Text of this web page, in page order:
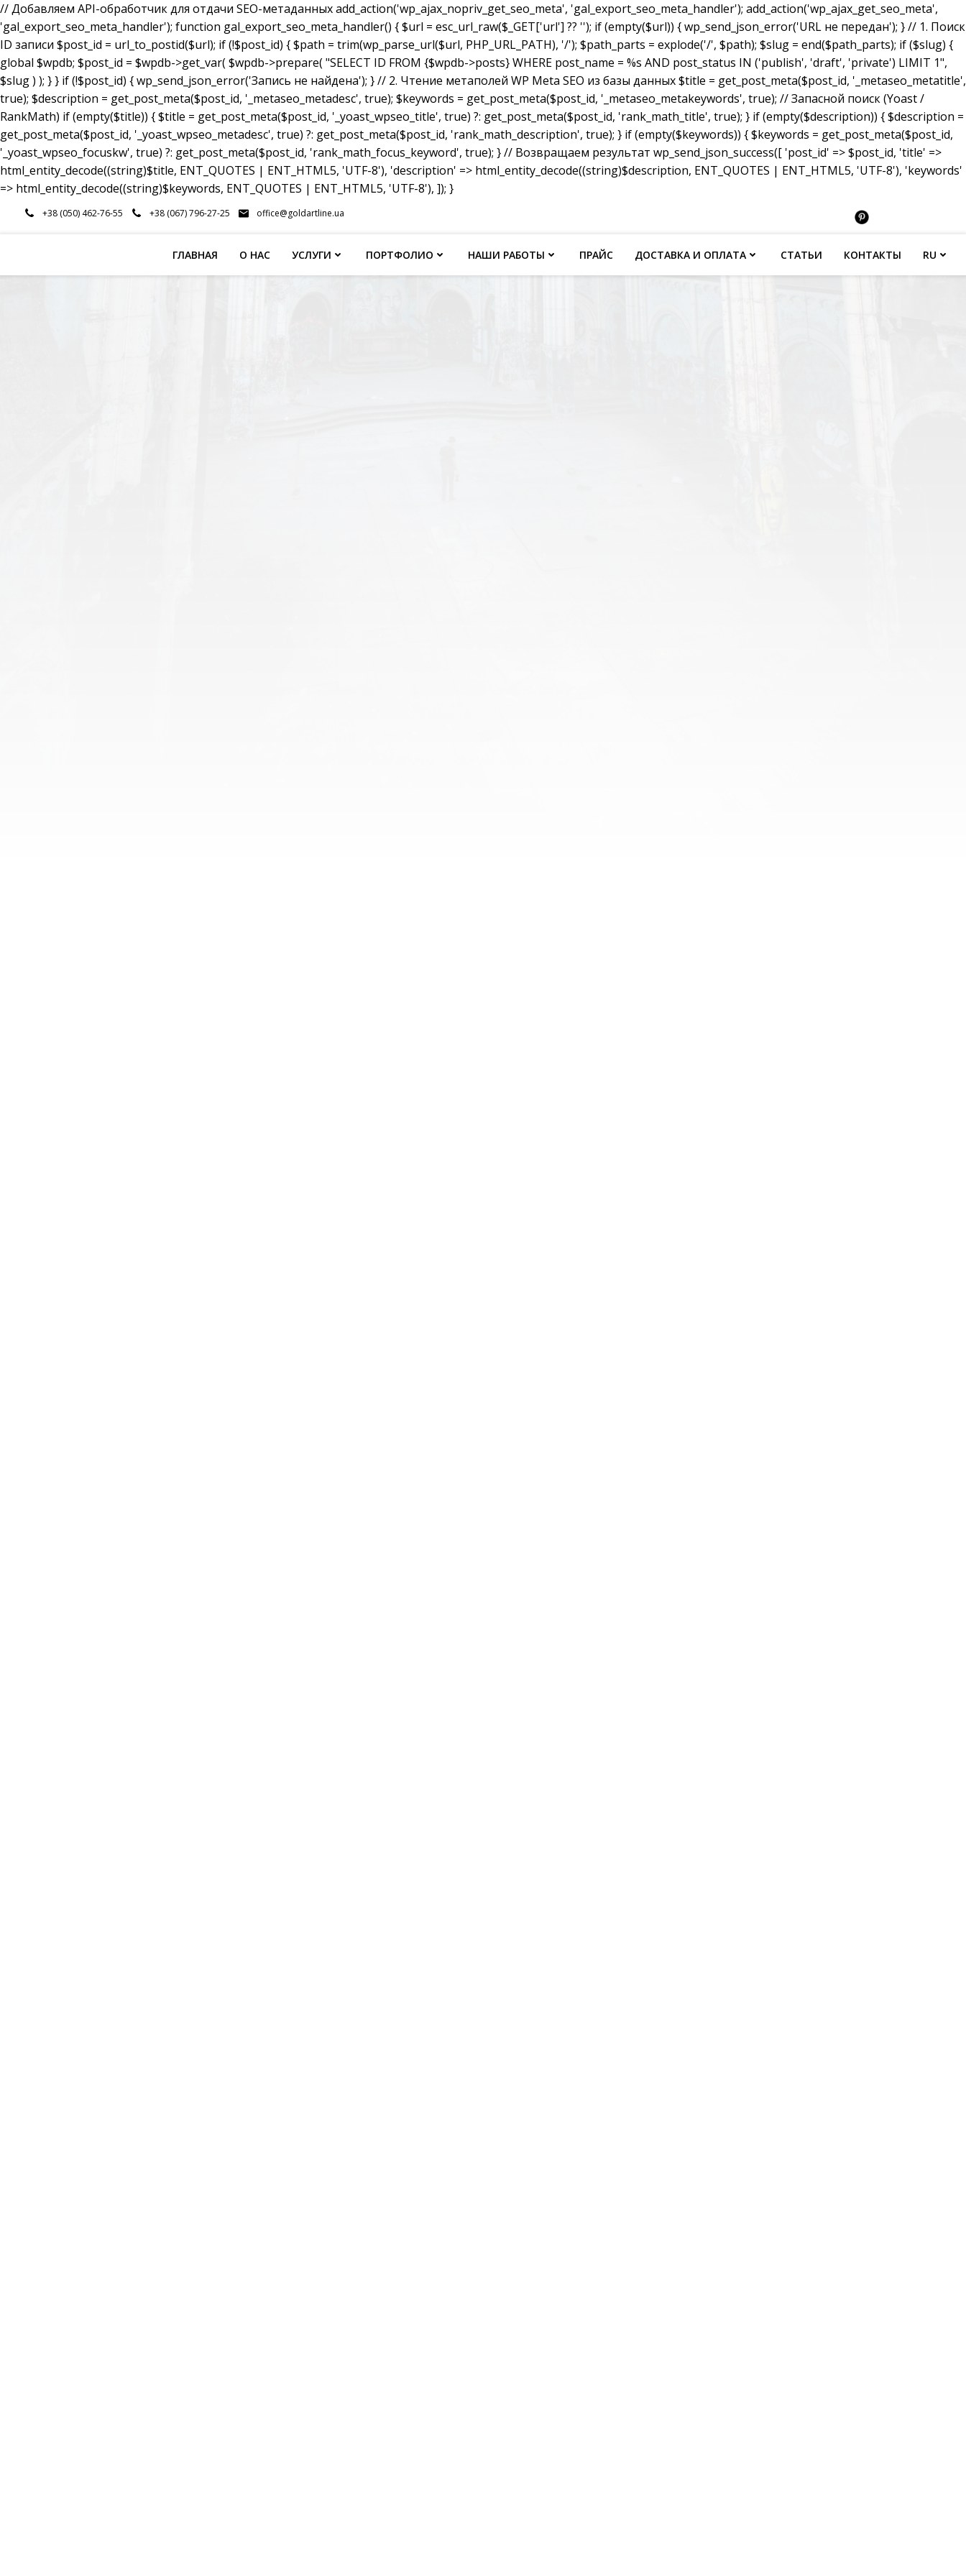
// Добавляем API-обработчик для отдачи SEO-метаданных add_action('wp_ajax_nopriv_get_seo_meta', 'gal_export_seo_meta_handler'); add_action('wp_ajax_get_seo_meta',
'gal_export_seo_meta_handler'); function gal_export_seo_meta_handler() { $url = esc_url_raw($_GET['url'] ?? ''); if (empty($url)) { wp_send_json_error('URL не передан'); } // 1. Поиск
ID записи $post_id = url_to_postid($url); if (!$post_id) { $path = trim(wp_parse_url($url, PHP_URL_PATH), '/'); $path_parts = explode('/', $path); $slug = end($path_parts); if ($slug) {
global $wpdb; $post_id = $wpdb->get_var( $wpdb->prepare( "SELECT ID FROM {$wpdb->posts} WHERE post_name = %s AND post_status IN ('publish', 'draft', 'private') LIMIT 1",
$slug ) ); } } if (!$post_id) { wp_send_json_error('Запись не найдена'); } // 2. Чтение метаполей WP Meta SEO из базы данных $title = get_post_meta($post_id, '_metaseo_metatitle',
true); $description = get_post_meta($post_id, '_metaseo_metadesc', true); $keywords = get_post_meta($post_id, '_metaseo_metakeywords', true); // Запасной поиск (Yoast /
RankMath) if (empty($title)) { $title = get_post_meta($post_id, '_yoast_wpseo_title', true) ?: get_post_meta($post_id, 'rank_math_title', true); } if (empty($description)) { $description =
get_post_meta($post_id, '_yoast_wpseo_metadesc', true) ?: get_post_meta($post_id, 'rank_math_description', true); } if (empty($keywords)) { $keywords = get_post_meta($post_id,
'_yoast_wpseo_focuskw', true) ?: get_post_meta($post_id, 'rank_math_focus_keyword', true); } // Возвращаем результат wp_send_json_success([ 'post_id' => $post_id, 'title' =>
html_entity_decode((string)$title, ENT_QUOTES | ENT_HTML5, 'UTF-8'), 'description' => html_entity_decode((string)$description, ENT_QUOTES | ENT_HTML5, 'UTF-8'), 'keywords'
=> html_entity_decode((string)$keywords, ENT_QUOTES | ENT_HTML5, 'UTF-8'), ]); }
Перейти+38 (050) 462-76-55 +38 (067) 796-27-25 office@goldartline.ua
ГЛАВНАЯ О НАС УСЛУГИ ПОРТФОЛИО НАШИ РАБОТЫ ПРАЙС ДОСТАВКА И ОПЛАТА СТАТЬИ КОНТАКТЫ RU